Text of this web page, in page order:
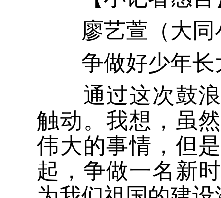
廖艺萱（大同
争做好少年长
通过这次鼓浪
触动。我想，虽
伟大的事情，但
起，争做一名新